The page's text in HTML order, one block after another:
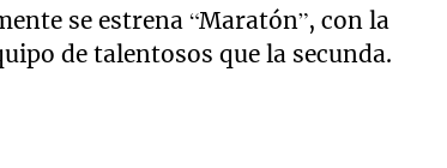
se estrena “Maratón”, con la
de talentosos que la secunda.